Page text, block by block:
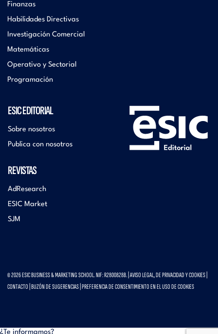
Finanzas
Habilidades Directivas
Investigación Comercial
Matemáticas
Operativo y Sectorial
Programación
ESIC EDITORIAL
Sobre nosotros
Publica con nosotros
REVISTAS
AdResearch
ESIC Market
SJM
© 2026 ESIC BUSINESS & MARKETING SCHOOL. NIF: R2800828B. | AVISO LEGAL, DE PRIVACIDAD Y COOKIES
CONTACTO BUZÓN DE SUGERENCIAS PREFERENCIA DE CONSENTIMIENTO EN EL USO DE COOKIES
¿Te informamos?